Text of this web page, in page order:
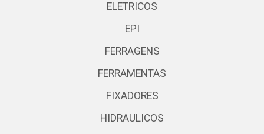
ELETRICOS
EPI
FERRAGENS
FERRAMENTAS
FIXADORES
HIDRAULICOS